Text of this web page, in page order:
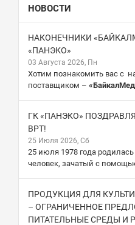
НОВОСТИ
НАКОНЕЧНИКИ
«ПАНЭКО»
03 Августа 2026, Пн
Хотим познакомить вас с
поставщиком –
ГК «ПАНЭКО»
ВРТ!
25 Июля 2026, Сб
25 июля 1978 года
человек, зачатый с
ПРОДУКЦИЯ ДЛЯ
– ОГРАНИЧЕННОЕ
ПИТАТЕЛЬНЫЕ СРЕДЫ И